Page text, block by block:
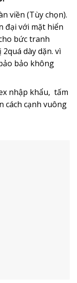
viền (Tùy chọn).
đại với mặt hiển
bức tranh
dày dặn. vì
bảo không
nhập khẩu, tấm
cách cạnh vuông